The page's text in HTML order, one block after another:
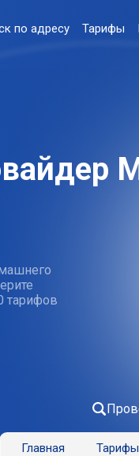
по адресу Тарифы
тарифов
Главная Тарифы